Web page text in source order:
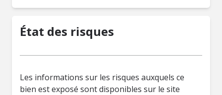
État des risques
Les informations sur les risques auxquels ce
bien est exposé sont disponibles sur le site